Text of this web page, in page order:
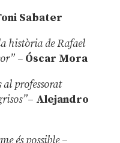
Sabater
història de Rafael
–Óscar Mora
al professorat
– Alejandro